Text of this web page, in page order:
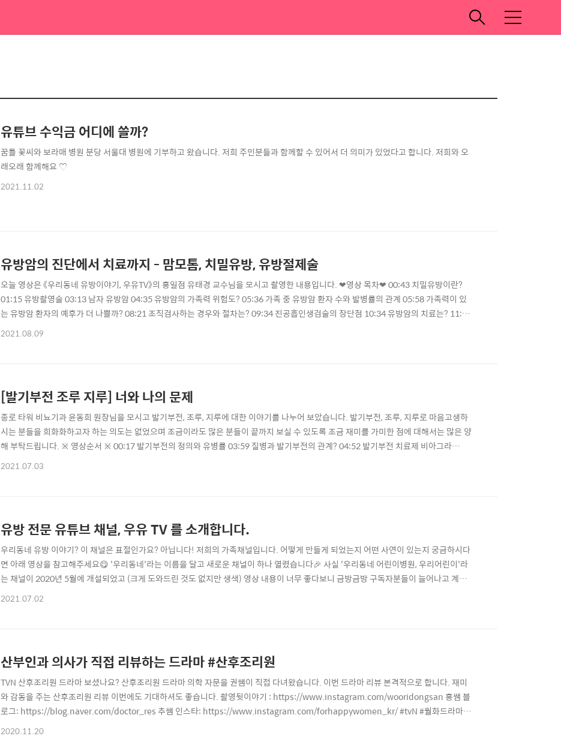
메
뉴
유튜브 수익금 어디에 쓸까?
꿈틀 꽃씨와 보라매 병원 분당 서울대 병원에 기부하고 왔습니다. 저희 주민분들과 함께할 수 있어서 더 의미가 있었다고 합니다. 저희와 오
래오래 함께해요 ♡
2021.11.02
유방암의 진단에서 치료까지 - 맘모톰, 치밀유방, 유방절제술
오늘 영상은 《우리동네 유방이야기, 우유TV》의 홍일점 유태경 교수님을 모시고 촬영한 내용입니다. ❤영상 목차❤ 00:43 치밀유방이란?
01:15 유방촬영술 03:13 남자 유방암 04:35 유방암의 가족력 위험도? 05:36 가족 중 유방암 환자 수와 발병률의 관계 05:58 가족력이 있
는 유방암 환자의 예후가 더 나쁠까? 08:21 조직검사하는 경우와 절차는? 09:34 진공흡인생검술의 장단점 10:34 유방암의 치료는? 11:42
젊은 여성에서의 유방암의 진행 속도 12:02 유방암의 수술 14:26 유방암 수술 시 양쪽 유방 모두 제거? 15:30 유방암 수술 후에 생기는 합
2021.08.09
[발기부전 조루 지루] 너와 나의 문제
종로 타워 비뇨기과 윤동희 원장님을 모시고 발기부전, 조루, 지루에 대한 이야기를 나누어 보았습니다. 발기부전, 조루, 지루로 마음고생하
시는 분들을 희화화하고자 하는 의도는 없었으며 조금이라도 많은 분들이 끝까지 보실 수 있도록 조금 재미를 가미한 점에 대해서는 많은 양
해 부탁드립니다. ※ 영상순서 ※ 00:17 발기부전의 정의와 유병률 03:59 질병과 발기부전의 관계? 04:52 발기부전 치료제 비아그라
07:49 발기부전 치료제, 필요시에만? 매일? 09:13 발기부전의 수술 10:50 조루와 지루의 정의 12:35 조루와 지루의 치료 15:02 사정 시간
2021.07.03
유방 전문 유튜브 채널, 우유 TV 를 소개합니다.
우리동네 유방 이야기? 이 채널은 표절인가요? 아닙니다! 저희의 가족채널입니다. 어떻게 만들게 되었는지 어떤 사연이 있는지 궁금하시다
면 아래 영상을 참고해주세요😋 '우리동네'라는 이름을 달고 새로운 채널이 하나 열렸습니다🎉 사실 '우리동네 어린이병원, 우리어린이'라
는 채널이 2020년 5월에 개설되었고 (크게 도와드린 것도 없지만 생색) 영상 내용이 너무 좋다보니 금방금방 구독자분들이 늘어나고 계시
죠. 당시 우리동산 채널의 주된 구독자분들이 임산부 셨는데 그분들께 소개해드릴 수 있는 채널이 생겼다는 것도 너무나도 기쁜 일이었습니
2021.07.02
산부인과 의사가 직접 리뷰하는 드라마 #산후조리원
TVN 산후조리원 드라마 보셨나요? 산후조리원 드라마 의학 자문을 권쌤이 직접 다녀왔습니다. 이번 드라마 리뷰 본격적으로 합니다. 재미
와 감동을 주는 산후조리원 리뷰 이번에도 기대하셔도 좋습니다. 촬영뒷이야기 : https://www.instagram.com/wooridongsan 홍쌤 블
로그: https://blog.naver.com/doctor_res 추쌤 인스타: https://www.instagram.com/forhappywomen_kr/ #tvN #월화드라마 #
산후조리원
2020.11.20